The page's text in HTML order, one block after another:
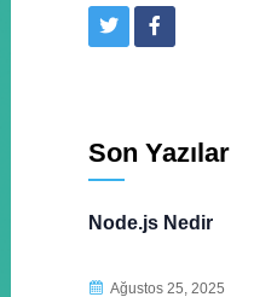
Son Yazılar
Node.js Nedir
Ağustos 25, 2025